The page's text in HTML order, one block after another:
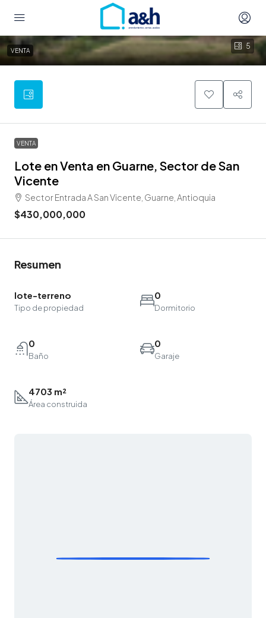
5
VENTA
VENTA
Lote en Venta en Guarne, Sector de San
Vicente
Sector Entrada A San Vicente, Guarne, Antioquia
$430,000,000
Resumen
lote-terreno
Tipo de propiedad
0
Dormitorio
0
Baño
0
Garaje
4703 m²
Área construida